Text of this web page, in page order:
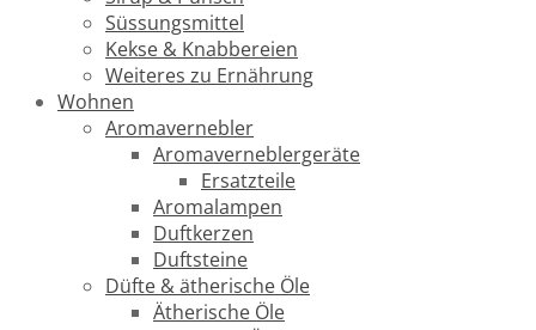
Süssungsmittel
Kekse & Knabbereien
Weiteres zu Ernährung
Wohnen
Aromavernebler
Aromaverneblergeräte
Ersatzteile
Aromalampen
Duftkerzen
Duftsteine
Düfte & ätherische Öle
Ätherische Öle